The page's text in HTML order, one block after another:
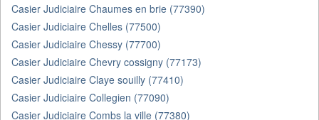
Casier Judiciaire Chaumes en brie (77390)
Casier Judiciaire Chelles (77500)
Casier Judiciaire Chessy (77700)
Casier Judiciaire Chevry cossigny (77173)
Casier Judiciaire Claye souilly (77410)
Casier Judiciaire Collegien (77090)
Casier Judiciaire Combs la ville (77380)